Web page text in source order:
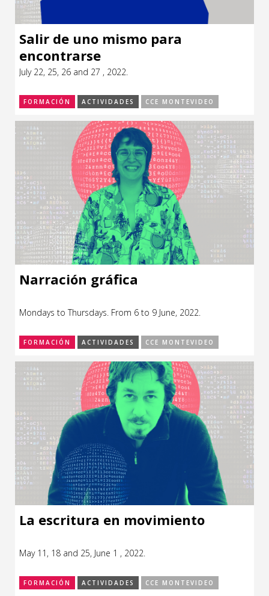
Salir de uno mismo para
encontrarse
July 22, 25, 26 and 27 , 2022.
FORMACIÓN ACTIVIDADES CCE MONTEVIDEO
Narración gráfica
Mondays to Thursdays. From 6 to 9 June, 2022.
FORMACIÓN ACTIVIDADES CCE MONTEVIDEO
La escritura en movimiento
May 11, 18 and 25, June 1 , 2022.
FORMACIÓN ACTIVIDADES CCE MONTEVIDEO